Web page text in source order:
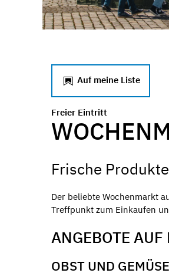
Auf meine Liste
Freier Eintritt
Frische
Der beliebte Wochenmarkt
Treffpunkt zum Einkaufen
ANGEBOTE
OBST UND GEMÜSE